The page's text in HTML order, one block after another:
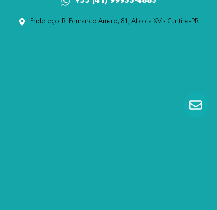
Endereço: R. Fernando Amaro, 81, Alto da XV - Curitiba-PR